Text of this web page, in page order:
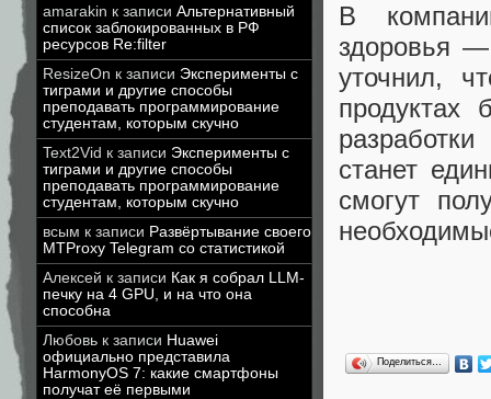
amarakin к записи Альтернативный
список заблокированных в РФ
ресурсов Re:filter
ResizeOn к записи Эксперименты с
тиграми и другие способы
преподавать программирование
студентам, которым скучно
Text2Vid к записи Эксперименты с
тиграми и другие способы
преподавать программирование
студентам, которым скучно
всым к записи Развёртывание своего
MTProxy Telegram со статистикой
Алексей к записи Как я собрал LLM-
печку на 4 GPU, и на что она
способна
Любовь к записи Huawei
официально представила
HarmonyOS 7: какие смартфоны
получат её первыми
В
здоровья —
уточнил,
продуктах
станет
смогут
Поделиться…